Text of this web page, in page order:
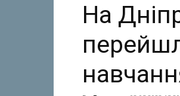
На